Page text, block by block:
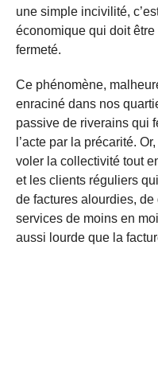
une simple incivilité,
économique qui doit
fermeté.
Ce phénomène,
enraciné dans nos
passive de riverains qui
l’acte par la précarité.
voler la collectivité tout
et les clients réguliers
de factures alourdies,
services de moins en
aussi lourde que la